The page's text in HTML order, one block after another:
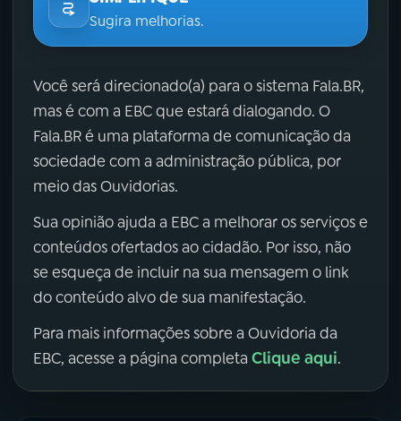
Sugira melhorias.
Você será direcionado(a) para o sistema Fala.BR,
mas é com a EBC que estará dialogando. O
Fala.BR é uma plataforma de comunicação da
sociedade com a administração pública, por
meio das Ouvidorias.
Sua opinião ajuda a EBC a melhorar os serviços e
conteúdos ofertados ao cidadão. Por isso, não
se esqueça de incluir na sua mensagem o link
do conteúdo alvo de sua manifestação.
Para mais informações sobre a Ouvidoria da
EBC, acesse a página completa Clique aqui.